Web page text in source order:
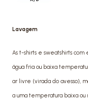
Lavagem
As t-shirts e sweatshirts
água fria ou baixa
ar livre (virada do avesso),
a uma temperatura baixa ou